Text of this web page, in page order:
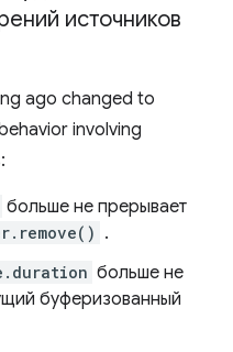
источников
ago changed to
involving
больше не прерывает
.
больше не
буферизованный